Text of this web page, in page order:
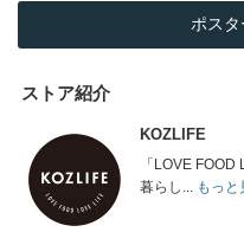
ポスタ
ストア紹介
KOZLIFE
「LOVE
暮らし...
もっと